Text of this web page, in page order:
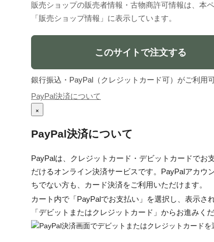
販売ショップの販売者情報・古物商許可情報は、本
「販売ショップ情報」に表示しています。
このサイトで注文する
銀行振込・PayPal（クレジットカード可）がご利用可
PayPal決済について
×
PayPal決済について
PayPalは、クレジットカード・デビットカードでお
だけるオンライン決済サービスです。PayPalアカウ
ちでない方も、カード決済をご利用いただけます。
カート内で「PayPalでお支払い」を選択し、表示さ
「デビットまたはクレジットカード」からお進みくだ